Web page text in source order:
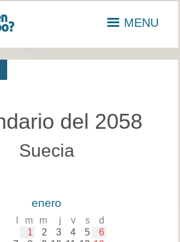
MENU
del 2058
Suecia
enero
m m j v s d
1 2 3 4 5 6